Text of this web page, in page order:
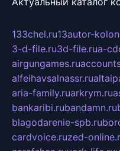
133chel.ru13autor-
3-d-file.ru3d-file.rua-
airgungames.ru
alfeihavsalnassr.ru
aria-family.ruarkrym.ru
bankaribi.rubandamn.ru
blagodarenie-spb.ru
cardvoice.ruzed-